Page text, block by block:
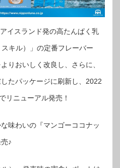
イスランド発の高たんぱく乳
キル）」の定番フレーバー
りおいしく改良し、さらに、
たパッケージに刷新し、2022
リニューアル発売！
味わいの『マンゴーココナッ
♪